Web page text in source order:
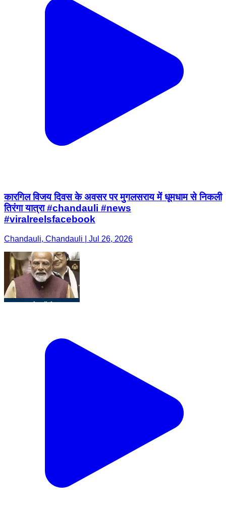
कारगिल विजय दिवस के अवसर पर मुगलसराय में धूमधाम से निकली
तिरंगा यात्रा #chandauli #news
#viralreelsfacebook
Chandauli, Chandauli | Jul 26, 2026